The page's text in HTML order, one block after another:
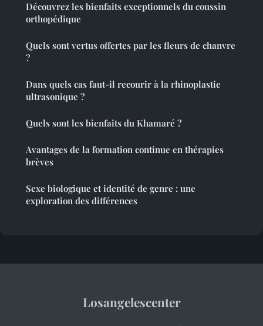
Découvrez les bienfaits exceptionnels du coussin
orthopédique
Quels sont vertus offertes par les fleurs de chanvre
?
Dans quels cas faut-il recourir à la rhinoplastie
ultrasonique ?
Quels sont les bienfaits du Khamaré ?
Avantages de la formation continue en thérapies
brèves
Sexe biologique et identité de genre : une
exploration des différences
Losangelescenter